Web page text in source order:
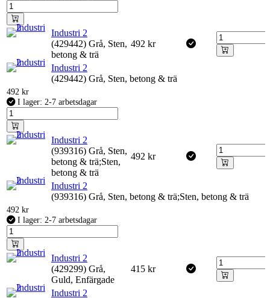
Industri 2
(429442) Grå, Sten,
betong & trä
492 kr
Industri 2
(429442) Grå, Sten, betong & trä
492 kr
I lager: 2-7 arbetsdagar
Industri 2
(939316) Grå, Sten,
betong & trä;Sten,
betong & trä
492 kr
Industri 2
(939316) Grå, Sten, betong & trä;Sten, betong & trä
492 kr
I lager: 2-7 arbetsdagar
Industri 2
(429299) Grå,
Guld, Enfärgade
415 kr
Industri 2